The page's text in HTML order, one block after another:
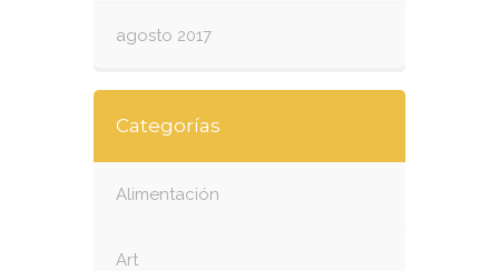
agosto 2017
Categorías
Alimentación
Art